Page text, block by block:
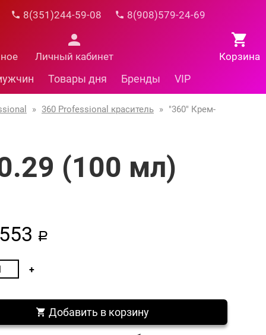
8(351)244-59-08 8(908)579-24-69
Корзина
Личный кабинет
Товары дня Бренды VIP
» 360 Professional краситель » "360" Крем-
(100 мл)
a
Добавить в корзину